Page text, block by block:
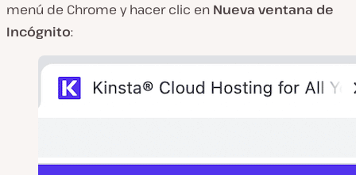
menú de Chrome y hacer clic en Nueva ventana de
Incógnito: